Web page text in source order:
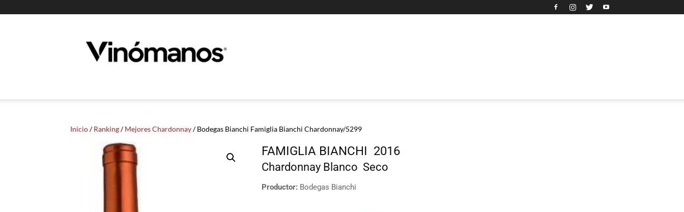
Vinomanos
Inicio/Ranking/Mejores Chardonnay/ Bodegas Bianchi Famiglia Bianchi Chardonnay/5299
FAMIGLIA BIANCHI 2016
Chardonnay Blanco Seco
Productor: Bodegas Bianchi